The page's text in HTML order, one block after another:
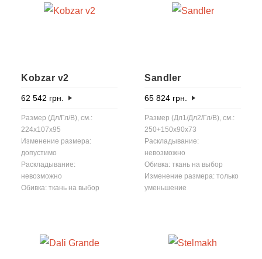
Kobzar v2
62 542 грн.
Размер (Дл/Гл/В), см.:
224x107x95
Изменение размера:
допустимо
Раскладывание:
невозможно
Обивка: ткань на выбор
Sandler
65 824 грн.
Размер (Дл1/Дл2/Гл/В), см.:
250+150x90x73
Раскладывание:
невозможно
Обивка: ткань на выбор
Изменение размера: только
уменьшение